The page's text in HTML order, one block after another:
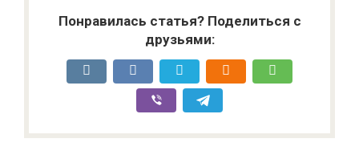
Понравилась статья? Поделиться с
друзьями: